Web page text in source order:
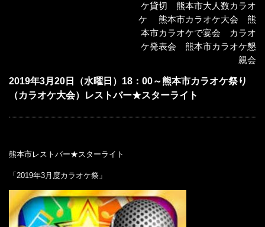
ケ貸切 熊本市大人数カラオ
ケ 熊本市カラオケ大会 熊
本市カラオケで宴会 カラオ
ケ発表会 熊本市カラオケ懇
親会
2019年3月20日（水曜日）18：00～熊本市カラオケ祭り
（カラオケ大会）レストバー★スターライト
熊本市レストバー★スターライト
「2019年3月度カラオケ祭」